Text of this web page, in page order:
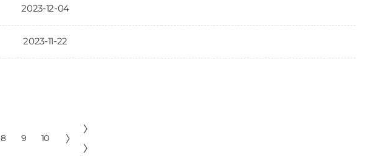
2023-12-04
2023-11-22
8 9 10 〉
〉
〉